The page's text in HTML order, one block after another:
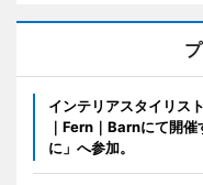
インテリアスタイリス
｜Fern｜Barnにて開
に」へ参加。